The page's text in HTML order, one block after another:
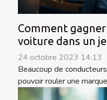
Comment
voiture dans un
24 octobre 2023 14:13
Beaucoup de
pouvoir rouler une